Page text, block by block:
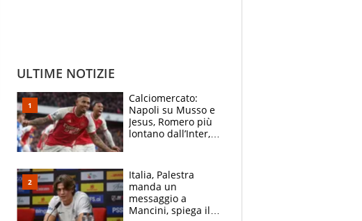
ULTIME NOTIZIE
Calciomercato:
Napoli su Musso e
Jesus, Romero più
lontano dall’Inter,
tabellone
Italia, Palestra
manda un
messaggio a
Mancini, spiega il